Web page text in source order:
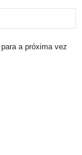
a próxima vez